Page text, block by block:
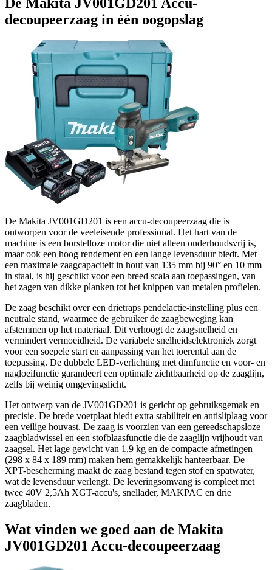
decoupeerzaag in één oogopslag
De Makita JV001GD201 is een accu-decoupeerzaag die is
ontworpen voor de veeleisende professional. Het hart van de
machine is een borstelloze motor die niet alleen onderhoudsvrij is,
maar ook een hoog rendement en een lange levensduur biedt. Met
een maximale zaagcapaciteit in hout van 135 mm bij 90° en 10 mm
in staal, is hij geschikt voor een breed scala aan toepassingen, van
het zagen van dikke planken tot het knippen van metalen profielen.
De zaag beschikt over een drietraps pendelactie-instelling plus een
neutrale stand, waarmee de gebruiker de zaagbeweging kan
afstemmen op het materiaal. Dit verhoogt de zaagsnelheid en
vermindert vermoeidheid. De variabele snelheidselektroniek zorgt
voor een soepele start en aanpassing van het toerental aan de
toepassing. De dubbele LED-verlichting met dimfunctie en voor- en
nagloeifunctie garandeert een optimale zichtbaarheid op de zaaglijn,
zelfs bij weinig omgevingslicht.
Het ontwerp van de JV001GD201 is gericht op gebruiksgemak en
precisie. De brede voetplaat biedt extra stabiliteit en antisliplaag voor
een veilige houvast. De zaag is voorzien van een gereedschapsloze
zaagbladwissel en een stofblaasfunctie die de zaaglijn vrijhoudt van
zaagsel. Het lage gewicht van 1,9 kg en de compacte afmetingen
(298 x 84 x 189 mm) maken hem gemakkelijk hanteerbaar. De
XPT-bescherming maakt de zaag bestand tegen stof en spatwater,
wat de levensduur verlengt. De leveringsomvang is compleet met
twee 40V 2,5Ah XGT-accu's, snellader, MAKPAC en drie
zaagbladen.
Wat vinden we goed aan de Makita
JV001GD201 Accu-decoupeerzaag